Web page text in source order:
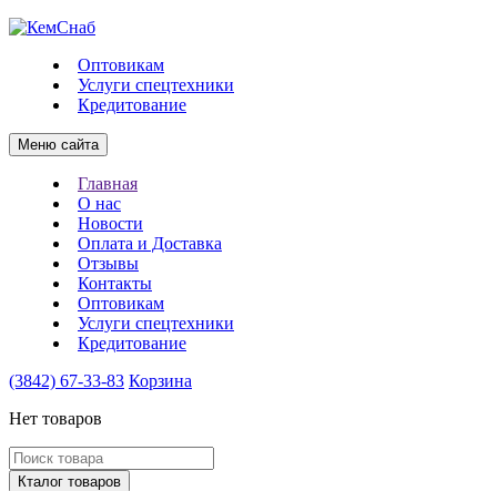
Оптовикам
Услуги спецтехники
Кредитование
Меню сайта
Главная
О нас
Новости
Оплата и Доставка
Отзывы
Контакты
Оптовикам
Услуги спецтехники
Кредитование
(3842) 67-33-83 Корзина
Нет товаров
Кталог товаров